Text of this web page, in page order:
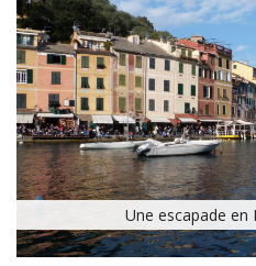
Une escapade